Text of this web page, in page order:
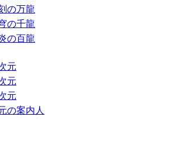
の万龍
の千龍
の百龍
元
元
元
の案内人